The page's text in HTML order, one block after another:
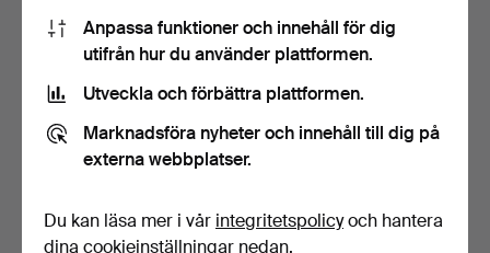
281 .
KNUT FJAESTAD.
Relieftavla, egen verkstad …
Sålt
318.SMEG. Minibar, i form
av en Fiat 500, rödl…
Sålt
Anpassa funktioner och innehåll för dig
utifrån hur du använder plattformen.
Utveckla och förbättra plattformen.
Marknadsföra nyheter och innehåll till dig på
externa webbplatser.
Du kan läsa mer i vår integritetspolicyoch hantera
dina cookieinställningar nedan.